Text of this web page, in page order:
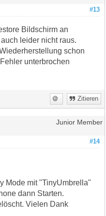
#13
Bildschirm an
leider nicht raus.
schon
unterbrochen
Zitieren
Junior Member
#14
Mode mit "TinyUmbrella"
dann Starten.
Vielen Dank